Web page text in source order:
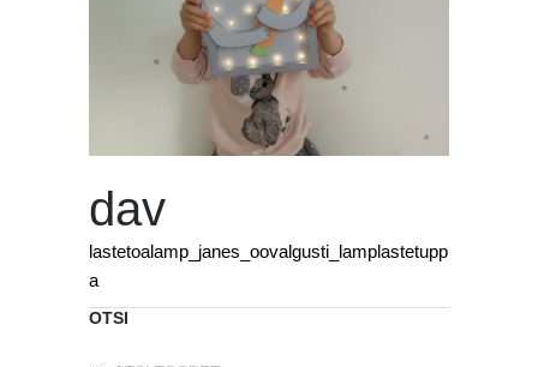
dav
lastetoalamp_janes_oovalgusti_lamplastetupp
a
OTSI